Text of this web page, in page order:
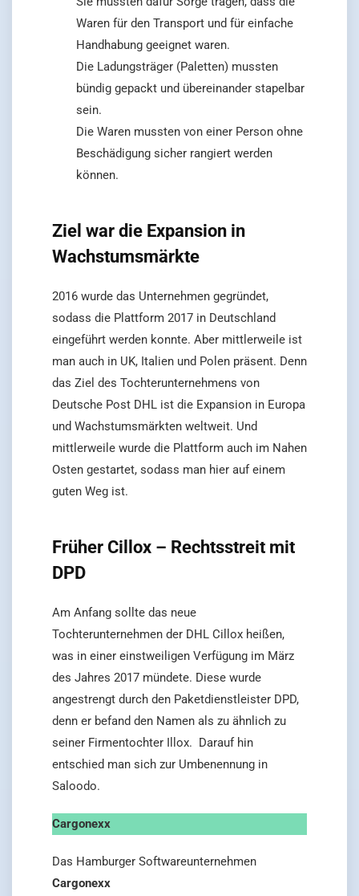
Waren für den Transport und für einfache
Handhabung geeignet waren.
Die Ladungsträger (Paletten) mussten
bündig gepackt und übereinander stapelbar
sein.
Die Waren mussten von einer Person ohne
Beschädigung sicher rangiert werden
können.
Ziel war die Expansion in
Wachstumsmärkte
2016 wurde das Unternehmen gegründet,
sodass die Plattform 2017 in Deutschland
eingeführt werden konnte. Aber mittlerweile ist
man auch in UK, Italien und Polen präsent. Denn
das Ziel des Tochterunternehmens von
Deutsche Post DHL ist die Expansion in Europa
und Wachstumsmärkten weltweit. Und
mittlerweile wurde die Plattform auch im Nahen
Osten gestartet, sodass man hier auf einem
guten Weg ist.
Früher Cillox – Rechtsstreit mit
DPD
Am Anfang sollte das neue
Tochterunternehmen der DHL Cillox heißen,
was in einer einstweiligen Verfügung im März
des Jahres 2017 mündete. Diese wurde
angestrengt durch den Paketdienstleister DPD,
denn er befand den Namen als zu ähnlich zu
seiner Firmentochter Illox. Darauf hin
entschied man sich zur Umbenennung in
Saloodo.
Cargonexx
Das Hamburger Softwareunternehmen
Cargonexx